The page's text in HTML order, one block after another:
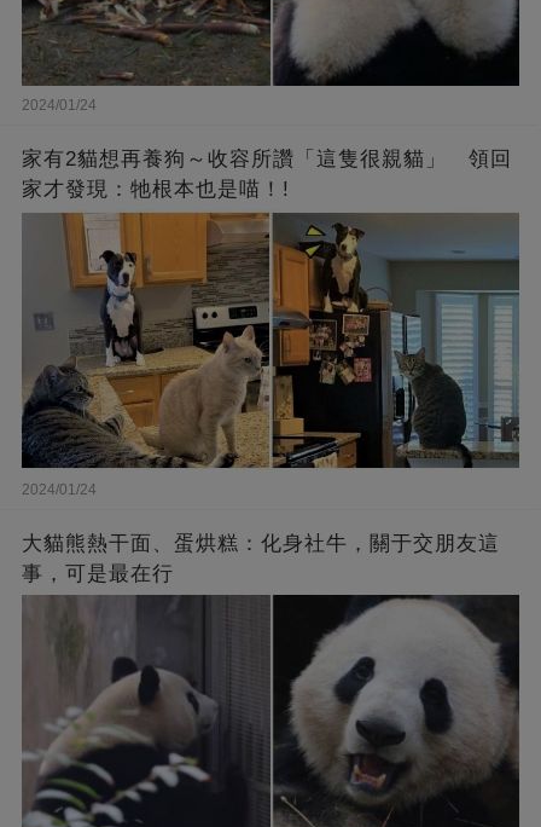
2024/01/24
家有2貓想再養狗～收容所讚「這隻很親貓」 領回
家才發現：牠根本也是喵！!
2024/01/24
大貓熊熱干面、蛋烘糕：化身社牛，關于交朋友這
事，可是最在行